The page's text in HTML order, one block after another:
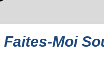
Faites-Moi